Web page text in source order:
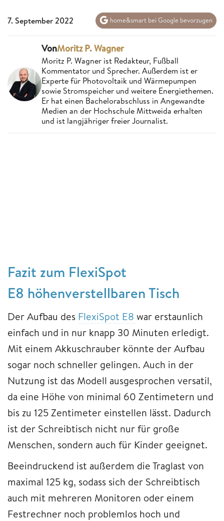
7. September 2022 home&smart bei Google bevorzugen
VonMoritz P. Wagner
Moritz P. Wagner ist Redakteur, Fußball
Kommentator und Sprecher. Außerdem ist er
Experte für Photovoltaik und Wärmepumpen
sowie Stromspeicher und weitere Energiethemen.
Er hat einen Bachelorabschluss in Angewandte
Medien an der Hochschule Mittweida erhalten
und ist langjähriger freier Journalist.
Fazit zum FlexiSpot
E8 höhenverstellbaren Tisch
Der Aufbau des FlexiSpot E8 war erstaunlich
einfach und in nur knapp 30 Minuten erledigt.
Mit einem Akkuschrauber könnte der Aufbau
sogar noch schneller gelingen. Auch in der
Nutzung ist das Modell ausgesprochen versatil,
da eine Höhe von minimal 60 Zentimetern und
bis zu 125 Zentimeter einstellen lässt. Dadurch
ist der Schreibtisch nicht nur für große
Menschen, sondern auch für Kinder geeignet.
Beeindruckend ist außerdem die Traglast von
maximal 125 kg, sodass sich der Schreibtisch
auch mit mehreren Monitoren oder einem
Festrechner noch problemlos hoch und